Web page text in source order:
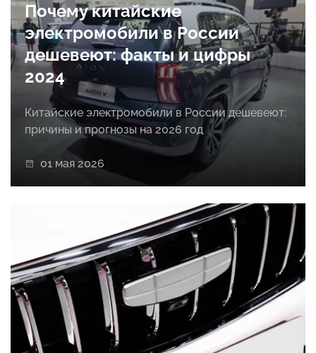
Почему китайские
электромобили в России
дешевеют: факты и цифры
2024
Китайские электромобили в России дешевеют:
причины и прогнозы на 2026 год
01 мая 2026